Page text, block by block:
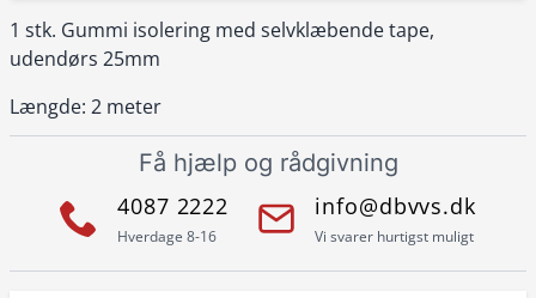
1 stk. Gummi isolering med selvklæbende tape,
udendørs 25mm
Længde: 2 meter
Få hjælp og rådgivning
4087 2222
Hverdage 8-16
info@dbvvs.dk
Vi svarer hurtigst muligt